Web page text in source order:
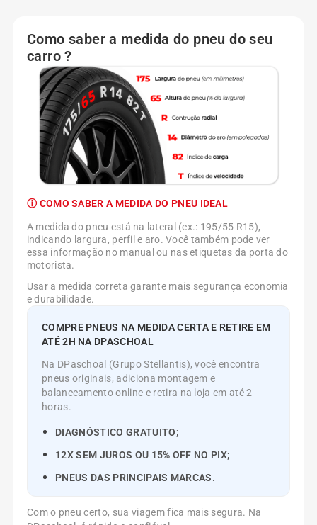
Como saber a medida do pneu do seu
carro ?
ⓘ COMO SABER A MEDIDA DO PNEU IDEAL
A medida do pneu está na lateral (ex.: 195/55 R15),
indicando largura, perfil e aro. Você também pode ver
essa informação no manual ou nas etiquetas da porta do
motorista.
Usar a medida correta garante mais segurança economia
e durabilidade.
COMPRE PNEUS NA MEDIDA CERTA E RETIRE EM
ATÉ 2H NA DPASCHOAL
Na DPaschoal (Grupo Stellantis), você encontra
pneus originais, adiciona montagem e
balanceamento online e retira na loja em até 2
horas.
DIAGNÓSTICO GRATUITO;
12X SEM JUROS OU 15% OFF NO PIX;
PNEUS DAS PRINCIPAIS MARCAS.
Com o pneu certo, sua viagem fica mais segura. Na